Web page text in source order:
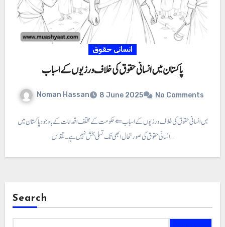
انسانی حقوق
پاکستان میں انسانی حقوق کی خلاف ورزیوں کے اسباب
Noman Hassan 8 June 2025 No Comments
پاکستان میں انسانی حقوق کی خلاف ورزیوں کے اسباب ⇐ حکومت کے مختلف اقدامات کے باوجود پاکستان میں
انسانی حقوق کی صورتحال ابھی تک تسلی بخش نہیں ہے ۔ تقدس…
Search